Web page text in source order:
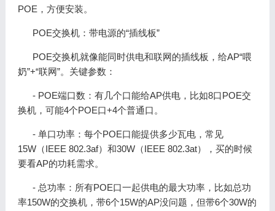
POE，方便安装。
POE交换机：带电源的“插线板”
POE交换机就像能同时供电和联网的插线板，给AP“喂
奶”+“联网”。关键参数：
- POE端口数：有几个口能给AP供电，比如8口POE交
换机，可能4个POE口+4个普通口。
- 单口功率：每个POE口能提供多少瓦电，常见
15W（IEEE 802.3af）和30W（IEEE 802.3at），买的时候
要看AP的功耗需求。
- 总功率：所有POE口一起供电的最大功率，比如总功
率150W的交换机，带6个15W的AP没问题，但带6个30W的